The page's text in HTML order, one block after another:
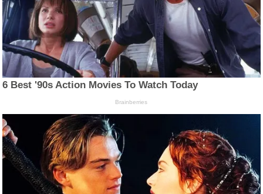
6 Best '90s Action Movies To Watch Today
Brainberries